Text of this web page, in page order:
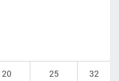
20 25 32